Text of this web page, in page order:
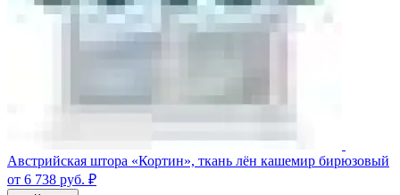
Австрийская штора «Кортин», ткань лён кашемир бирюзовый
от 6 738 руб. ₽